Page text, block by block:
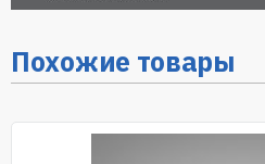
Похожие товары